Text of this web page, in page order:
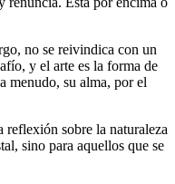
no se reivindica con un
y el arte es la forma de
menudo, su alma, por el
sobre la naturaleza
sino para aquellos que se